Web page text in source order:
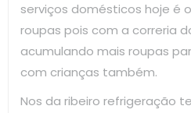
serviços domésticos hoje é
roupas pois com a correria
acumulando mais roupas
com crianças também.
Nos da ribeiro refrigeração